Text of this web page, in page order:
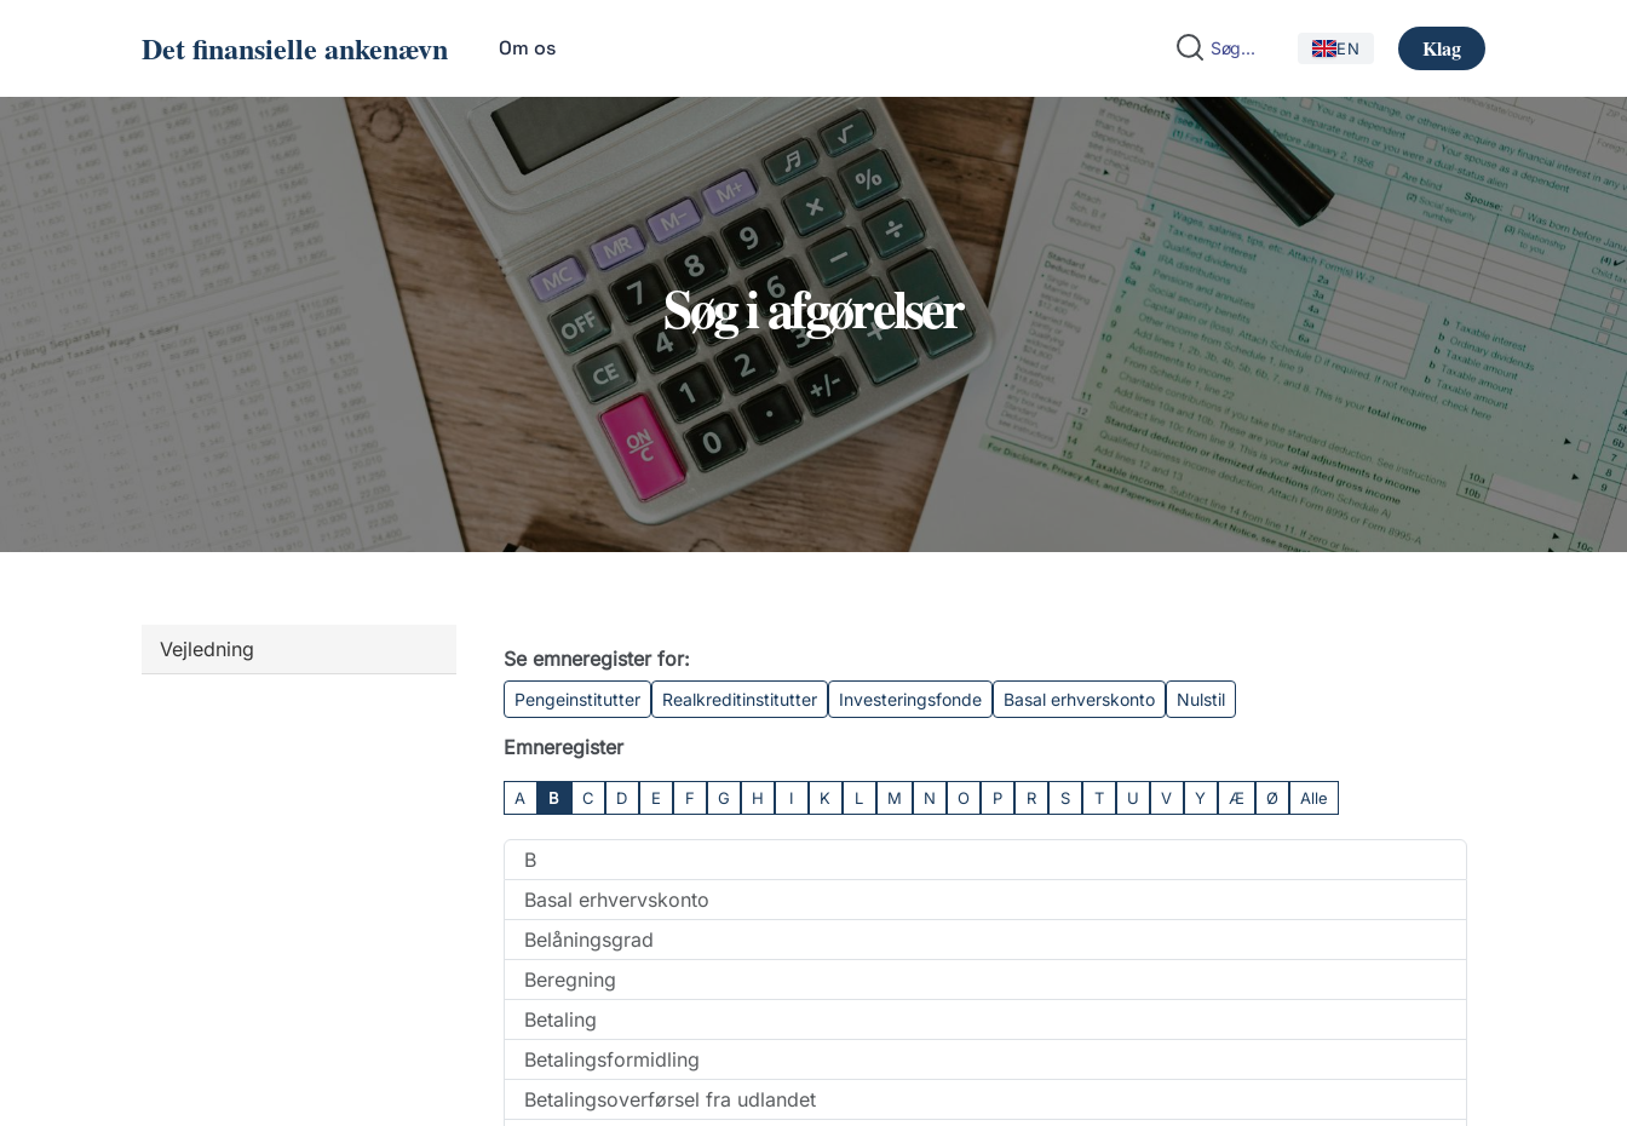
Det finansielle ankenævn Om os EN Klag
Søg i afgørelser
Vejledning Se emneregister for:
Pengeinstitutter Realkreditinstitutter Investeringsfonde Basal erhverskonto Nulstil
Emneregister
A B C D E F G H I K L M N O P R S T U V Y Æ Ø Alle
B
Basal erhvervskonto
Belåningsgrad
Beregning
Betaling
Betalingsformidling
Betalingsoverførsel fra udlandet